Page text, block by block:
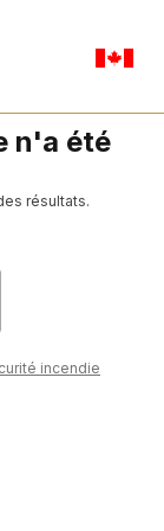
n'a été
résultats.
incendie